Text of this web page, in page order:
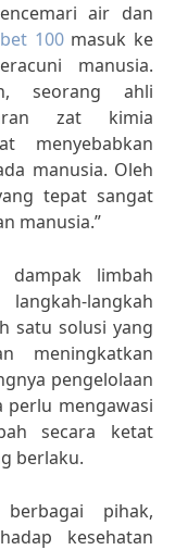
air dan
100masuk ke
manusia.
seorang ahli
zat kimia
menyebabkan
manusia. Oleh
tepat sangat
manusia.”
dampak limbah
langkah
satu solusi yang
meningkatkan
pengelolaan
perlu mengawasi
secara ketat
berlaku.
pihak,
kesehatan